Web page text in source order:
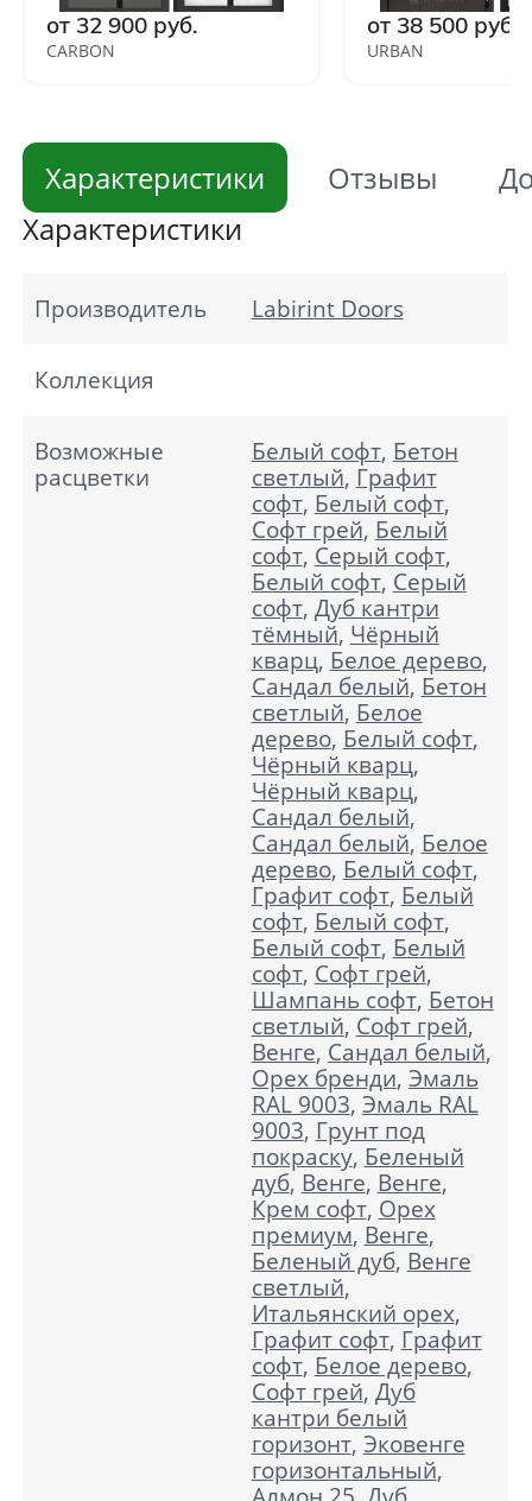
от 32 900 руб.
CARBON
от 38 500 руб.
URBAN
Характеристики Отзывы
Характеристики
Производитель Labirint Doors
Коллекция
Возможные
расцветки
Белый софт, Бетон
светлый, Графит
софт, Белый софт,
Софт грей, Белый
софт, Серый софт,
Белый софт, Серый
софт, Дуб кантри
тёмный, Чёрный
кварц, Белое дерево,
Сандал белый, Бетон
светлый, Белое
дерево, Белый софт,
Чёрный кварц,
Чёрный кварц,
Сандал белый,
Сандал белый, Белое
дерево, Белый софт,
Графит софт, Белый
софт, Белый софт,
Белый софт, Белый
софт, Софт грей,
Шампань софт, Бетон
светлый, Софт грей,
Венге, Сандал белый,
Орех бренди, Эмаль
RAL 9003, Эмаль RAL
9003, Грунт под
покраску, Беленый
дуб, Венге, Венге,
Крем софт, Орех
премиум, Венге,
Беленый дуб, Венге
светлый,
Итальянский орех,
Графит софт, Графит
софт, Белое дерево,
Софт грей, Дуб
кантри белый
горизонт, Эковенге
горизонтальный,